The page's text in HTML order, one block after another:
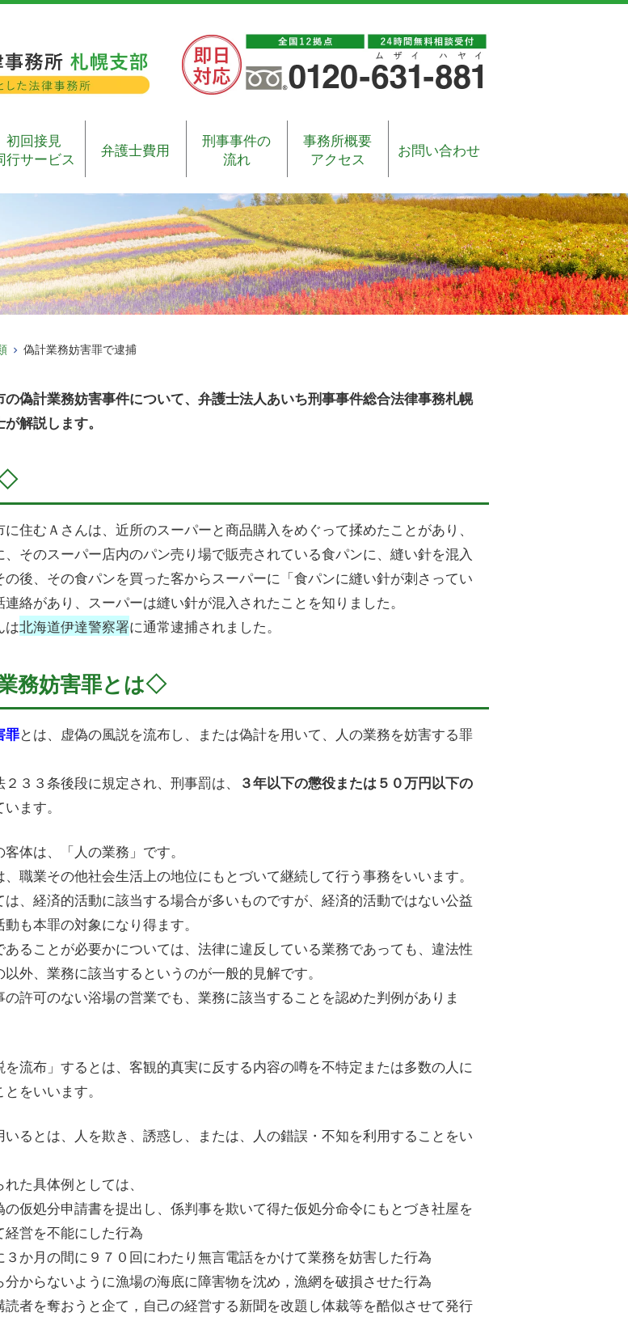
初回接見
行サービス
弁護士費用
刑事事件の
流れ
事務所概要
アクセス
お問い合わせ
偽計業務妨害罪で逮捕
の偽計業務妨害事件について、弁護士法人あいち刑事事件総合法律事務札幌
解説します。
住むＡさんは、近所のスーパーと商品購入をめぐって揉めたことがあり、
、そのスーパー店内のパン売り場で販売されている食パンに、縫い針を混入
の後、その食パンを買った客からスーパーに「食パンに縫い針が刺さってい
絡があり、スーパーは縫い針が混入されたことを知りました。
は北海道伊達警察署に通常逮捕されました。
務妨害罪とは◇
罪とは、虚偽の風説を流布し、または偽計を用いて、人の業務を妨害する罪
３３条後段に規定され、刑事罰は、
３年以下の懲役または５０万円以下の
ます。
体は、「人の業務」です。
、職業その他社会生活上の地位にもとづいて継続して行う事務をいいます。
は、経済的活動に該当する場合が多いものですが、経済的活動ではない公益
も本罪の対象になり得ます。
あることが必要かについては、法律に違反している業務であっても、違法性
外、業務に該当するというのが一般的見解です。
許可のない浴場の営業でも、業務に該当することを認めた判例がありま
を流布」するとは、客観的真実に反する内容の噂を不特定または多数の人に
をいいます。
いるとは、人を欺き、誘惑し、または、人の錯誤・不知を利用することをい
た具体例としては、
仮処分申請書を提出し、係判事を欺いて得た仮処分命令にもとづき社屋を
経営を不能にした行為
か月の間に９７０回にわたり無言電話をかけて業務を妨害した行為
からないように漁場の海底に障害物を沈め，漁網を破損させた行為
者を奪おうと企て，自己の経営する新聞を改題し体裁等を酷似させて発行